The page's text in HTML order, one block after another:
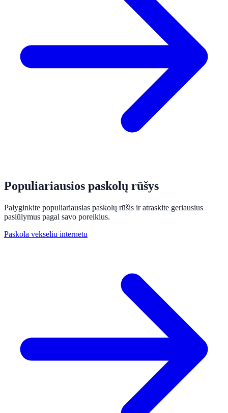
Populiariausios paskolų rūšys
Palyginkite populiariausias paskolų rūšis ir atraskite geriausius
pasiūlymus pagal savo poreikius.
Paskola vekseliu internetu